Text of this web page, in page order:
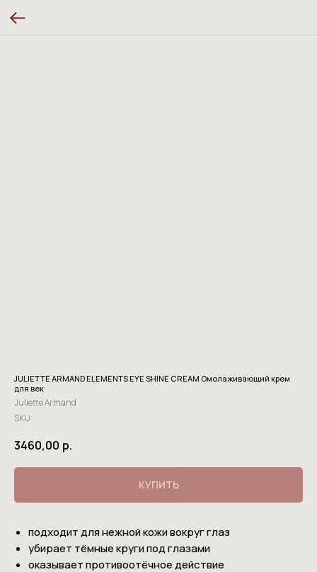
JULIETTE ARMAND ELEMENTS EYE SHINE CREAM Омолаживающий крем
для век
Juliette Armand
SKU:
3460,00 р.
КУПИТЬ
подходит для нежной кожи вокруг глаз
убирает тёмные круги под глазами
оказывает противоотёчное действие